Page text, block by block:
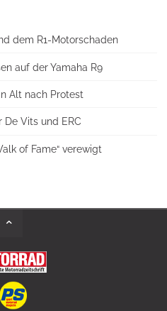
dem R1-Motorschaden
auf der Yamaha R9
Alt nach Protest
De Vits und ERC
of Fame“ verewigt
Back